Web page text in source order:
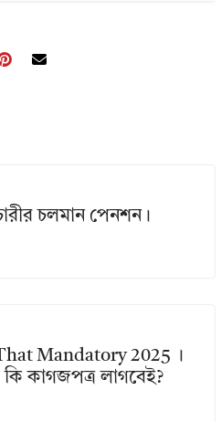
চলমান পেনশন।
Mandatory 2025 ।
কাগজপত্র লাগবেই?